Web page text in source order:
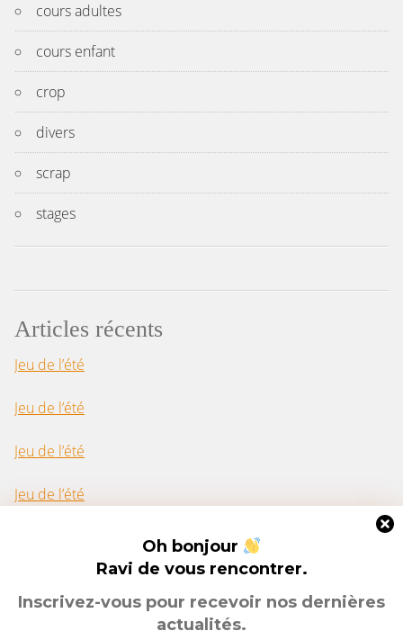
Oh bonjour
Ravi de vous rencontrer.
Inscrivez-vous pour recevoir nos dernières
actualités.
cours adultes
cours enfant
crop
divers
scrap
stages
Articles récents
Jeu de l’été
Jeu de l’été
Jeu de l’été
Jeu de l’été